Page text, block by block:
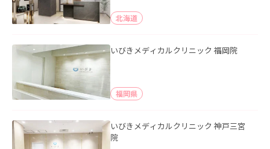
北海道
いびきメディカルクリニック 福岡院
福岡県
いびきメディカルクリニック 神戸三宮
院